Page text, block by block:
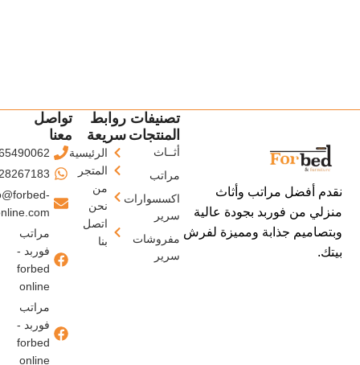
نقدم أفضل مراتب وأثاث
منزلي من فوربد بجودة عالية
وبتصاميم جذابة ومميزة لفرش
بيتك.
تصنيفات
المنتجات
أثــاث
مراتب
اكسسوارات
سرير
مفروشات
سرير
روابط
سريعة
الرئيسية
المتجر
من
نحن
اتصل
بنا
تواصل
معنا
مراتب
فوربد -
forbed
online
مراتب
فوربد -
forbed
online